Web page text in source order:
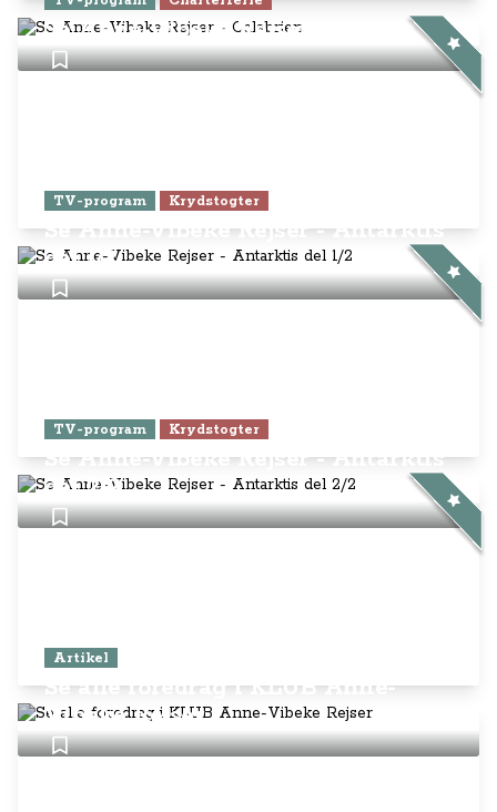
Se Anne-Vibeke Rejser - Calabrien
TV-program Krydstogter
Se Anne-Vibeke Rejser - Antarktis
del 1/2
TV-program Krydstogter
Se Anne-Vibeke Rejser - Antarktis
del 2/2
Artikel
Se alle foredrag i KLUB Anne-
Vibeke Rejser